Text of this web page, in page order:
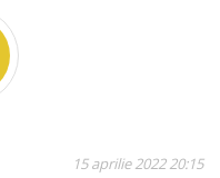
15 aprilie 2022 20:15